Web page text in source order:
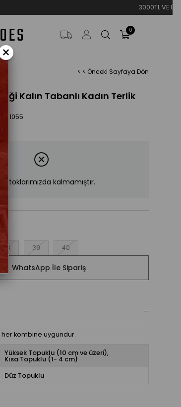
3000TL VE ÜZERİ ÜCRETSİZ
0
< < Önceki Sayfaya Dön
Kalın Tabanlı Kadın Terlik
ES-1055
stoklarımızda kalmamıştır.
38 39 40
WhatsApp İle Sipariş
her kombine uygundur.
Yüksek Topuklu (10 cm ve üzeri)
Kısa Topuklu (1- 4 cm)
Düz Topuklu
×